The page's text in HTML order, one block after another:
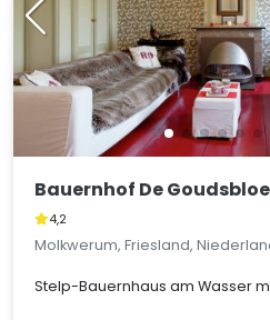
Bauernhof De
4,2
Molkwerum, Friesland,
Stelp-Bauernhaus am Wasser